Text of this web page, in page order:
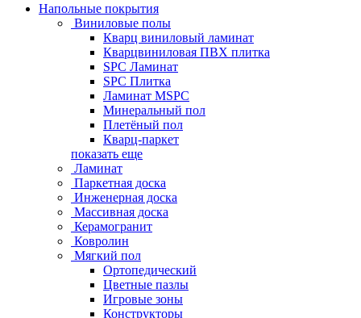
Напольные покрытия
Виниловые полы
Кварц виниловый ламинат
Кварцвиниловая ПВХ плитка
SPC Ламинат
SPC Плитка
Ламинат MSPC
Минеральный пол
Плетёный пол
Кварц-паркет
показать еще
Ламинат
Паркетная доска
Инженерная доска
Массивная доска
Керамогранит
Ковролин
Мягкий пол
Ортопедический
Цветные пазлы
Игровые зоны
Конструкторы